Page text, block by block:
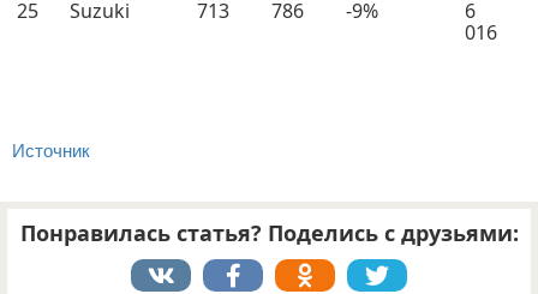
25 Suzuki 713 786 -9%
6
016
Источник
Понравилась статья? Поделись с друзьями: